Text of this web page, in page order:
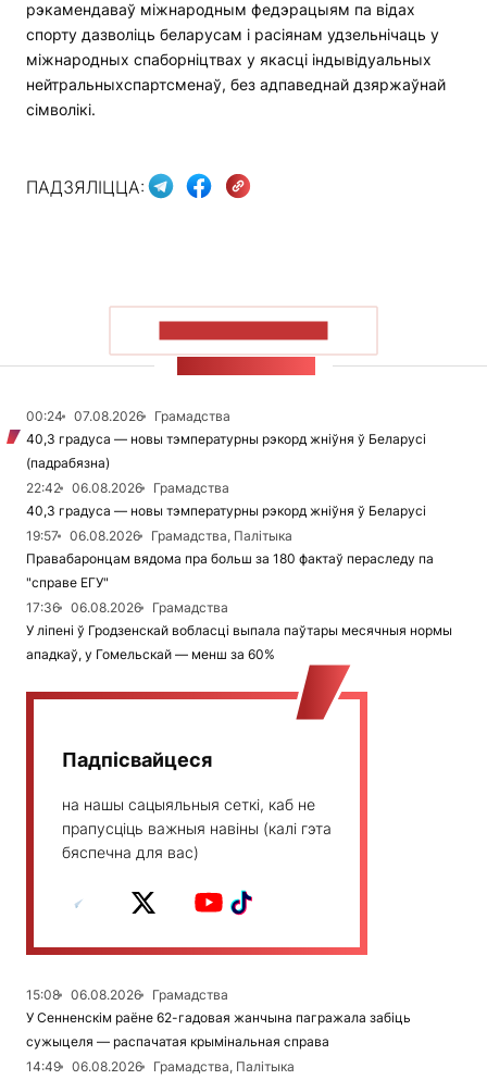
рэкамендаваў міжнародным федэрацыям па відах
спорту дазволіць беларусам і расіянам удзельнічаць у
міжнародных спаборніцтвах у якасці індывідуальных
нейтральныхспартсменаў, без адпаведнай дзяржаўнай
сімволікі.
ПАДЗЯЛІЦЦА:
00:24 07.08.2026
Грамадства
40,3 градуса — новы тэмпературны рэкорд жніўня ў Беларусі
(падрабязна)
22:42
06.08.2026
Грамадства
40,3 градуса — новы тэмпературны рэкорд жніўня ў Беларусі
19:57
06.08.2026
Грамадства, Палітыка
Правабаронцам вядома пра больш за 180 фактаў пераследу па
"справе ЕГУ"
17:36
06.08.2026
Грамадства
У ліпені ў Гродзенскай вобласці выпала паўтары месячныя нормы
ападкаў, у Гомельскай — менш за 60%
Падпісвайцеся
на нашы сацыяльныя сеткі, каб не
прапусціць важныя навіны (калі гэта
бяспечна для вас)
15:08 06.08.2026
Грамадства
У Сенненскім раёне 62-гадовая жанчына пагражала забіць
сужыцеля — распачатая крымінальная справа
14:49
06.08.2026
Грамадства, Палітыка